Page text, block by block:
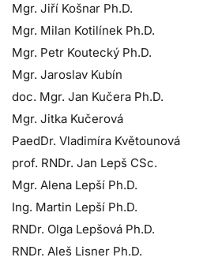
Mgr. Jiří Košnar Ph.D.
Mgr. Milan Kotilínek Ph.D.
Mgr. Petr Koutecký Ph.D.
Mgr. Jaroslav Kubín
doc. Mgr. Jan Kučera Ph.D.
Mgr. Jitka Kučerová
PaedDr. Vladimíra Květounová
prof. RNDr. Jan Lepš CSc.
Mgr. Alena Lepší Ph.D.
Ing. Martin Lepší Ph.D.
RNDr. Olga Lepšová Ph.D.
RNDr. Aleš Lisner Ph.D.